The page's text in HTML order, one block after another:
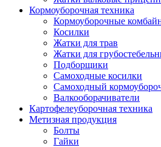
Кормоуборочная техника
Кормоуборочные
Косилки
Жатки для трав
Жатки для
Подборщики
Самоходные косилки
Самоходный
Валкооборачиватели
Картофелеуборочная техника
Метизная продукция
Болты
Гайки